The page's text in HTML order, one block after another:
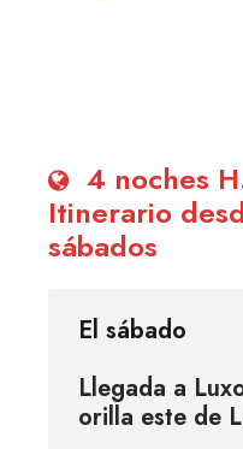
4 noches
Itinerario
sábados
El sábado
Llegada a
orilla este de